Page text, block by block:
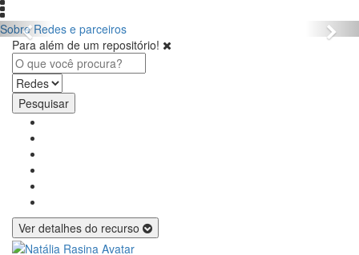
Sobre Redes e parceiros
Para além de um repositório!
Pesquisar
Ver detalhes do recurso